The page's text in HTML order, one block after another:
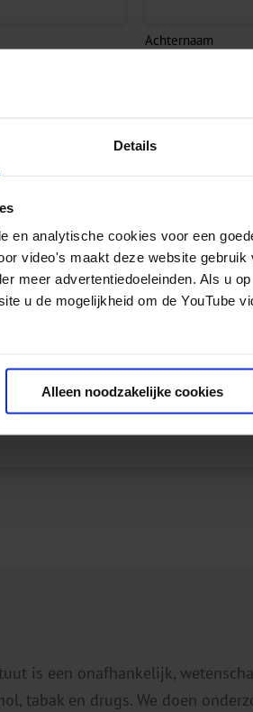
Details
en analytische cookies voor een
video's maakt deze website gebruik
meer advertentiedoeleinden. Als u
u de mogelijkheid om de YouTube
Alleen noodzakelijke cookies
Achternaam
is een onafhankelijk,
tabak en drugs. We doen